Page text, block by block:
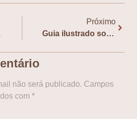
Próximo
Guia ilustrado sobre bebidas alcoólicas coreanas é publicado em inglês
não será publicado. Campos
com *